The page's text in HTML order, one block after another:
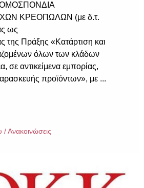
ΚΡΕΟΠΩΛΩΝ (με δ.τ.
ως
της Πράξης «Κατάρτιση και
όλων των κλάδων
σε αντικείμενα εμπορίας,
προϊόντων», με ...
/ Ανακοινώσεις